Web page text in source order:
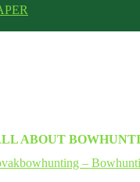
ABOUT